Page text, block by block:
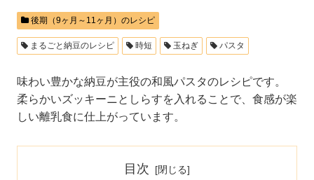
後期（9ヶ月～11ヶ月）のレシピ
まるごと納豆のレシピ 時短 玉ねぎ パスタ
味わい豊かな納豆が主役の和風パスタのレシピです。
柔らかいズッキーニとしらすを入れることで、食感が楽
しい離乳食に仕上がっています。
目次